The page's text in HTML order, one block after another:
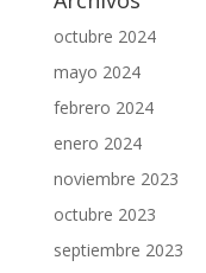
octubre 2024
mayo 2024
febrero 2024
enero 2024
noviembre 2023
octubre 2023
septiembre 2023